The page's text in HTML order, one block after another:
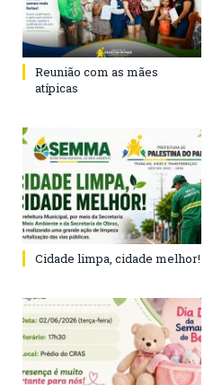
Reunião com as mães
atípicas
Cidade limpa, cidade melhor!